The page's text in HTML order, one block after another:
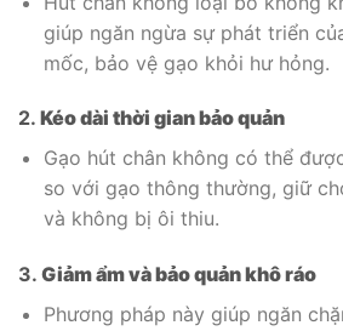
giúp ngăn ngừa sự phát triển
mốc, bảo vệ gạo khỏi hư hỏng.
2. Kéo dài thời gian bảo quản
Gạo hút chân không có thể
so với gạo thông thường, giữ
và không bị ôi thiu.
3. Giảm ẩm và bảo quản khô ráo
Phương pháp này giúp ngăn